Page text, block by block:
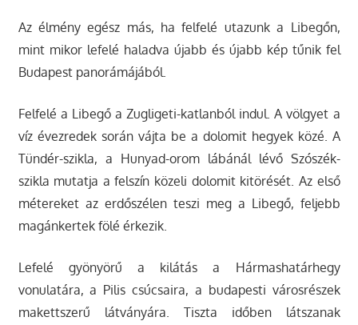
Az élmény egész más, ha felfelé utazunk a Libegőn,
mint mikor lefelé haladva újabb és újabb kép tűnik fel
Budapest panorámájából.
Felfelé a Libegő a Zugligeti-katlanból indul. A völgyet a
víz évezredek során vájta be a dolomit hegyek közé. A
Tündér-szikla, a Hunyad-orom lábánál lévő Szószék-
szikla mutatja a felszín közeli dolomit kitörését. Az első
métereket az erdőszélen teszi meg a Libegő, feljebb
magánkertek fölé érkezik.
Lefelé gyönyörű a kilátás a Hármashatárhegy
vonulatára, a Pilis csúcsaira, a budapesti városrészek
makettszerű látványára. Tiszta időben látszanak